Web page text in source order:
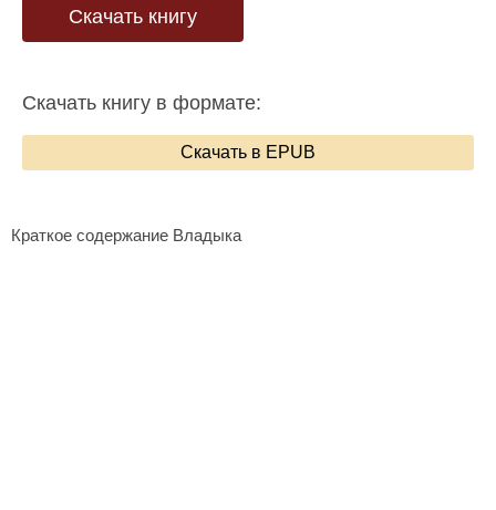
Скачать книгу
Скачать книгу в формате:
Скачать в EPUB
Краткое содержание Владыка